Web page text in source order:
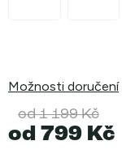
Možnosti doručení
od 1 199 Kč
od 799 Kč